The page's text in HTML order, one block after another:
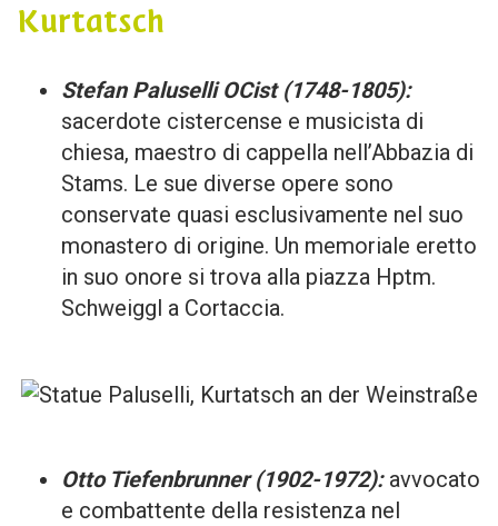
Kurtatsch
Stefan Paluselli OCist (1748-1805):
sacerdote cistercense e musicista di
chiesa, maestro di cappella nell’Abbazia di
Stams. Le sue diverse opere sono
conservate quasi esclusivamente nel suo
monastero di origine. Un memoriale eretto
in suo onore si trova alla piazza Hptm.
Schweiggl a Cortaccia.
Otto Tiefenbrunner (1902-1972): avvocato
e combattente della resistenza nel